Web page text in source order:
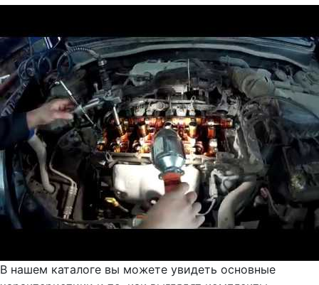
В нашем каталоге вы можете увидеть основные